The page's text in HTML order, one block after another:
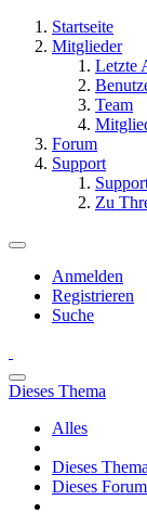
Startseite
Mitglieder
Letzte
Team
Forum
Support
Zu
Anmelden
Registrieren
Suche
Dieses Thema
Alles
Dieses Thema
Dieses Forum